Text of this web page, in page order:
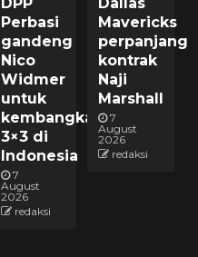
Perbasi
gandeng
Nico
Widmer
untuk
kembangkan
3×3 di
Indonesia
7
August
2026
redaksi
Mavericks
perpanjang
kontrak
Naji
Marshall
7
August
2026
redaksi